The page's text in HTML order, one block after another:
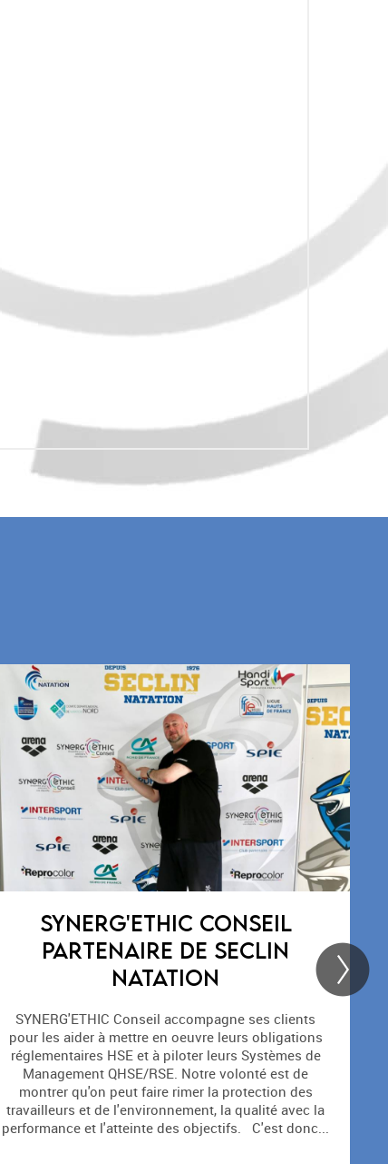
QUAND LES RPS SE CACHENT
DERRIÈRE LES TMS!
Analyser les accidents du travail, c'est toujours
favoriser les retours d'expérience Depuis le début de
cette année, nous accompagnons un nouveau client
dans le pilotage de ses obligations en matière de
Santé et de Sécurité du Travail et nous l'avons
convaincu de réaliser systématiquement des
analyses de leurs accidents du...